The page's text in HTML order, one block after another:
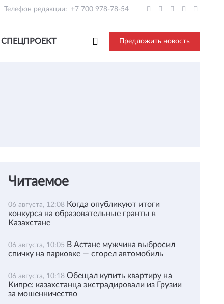
Телефон редакции: +7 700 978-78-54
СПЕЦПРОЕКТ Предложить новость
Читаемое
06 августа, 12:08 Когда опубликуют итоги
конкурса на образовательные гранты в
Казахстане
06 августа, 10:05 В Астане мужчина выбросил
спичку на парковке — сгорел автомобиль
06 августа, 10:18 Обещал купить квартиру на
Кипре: казахстанца экстрадировали из Грузии
за мошенничество